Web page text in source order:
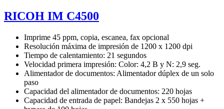
RICOH IM C4500
Imprime 45 ppm, copia, escanea, fax opcional
Resolución máxima de impresión de 1200 x 1200 dpi
Tiempo de calentamiento: 21 segundos
Velocidad primera impresión: Color: 4,2 B y N: 2,9 seg.
Alimentador de documentos: Alimentador dúplex de un solo
paso
Capacidad del alimentador de documentos: 220 hojas
Capacidad de entrada de papel: Bandejas 2 x 550 hojas +